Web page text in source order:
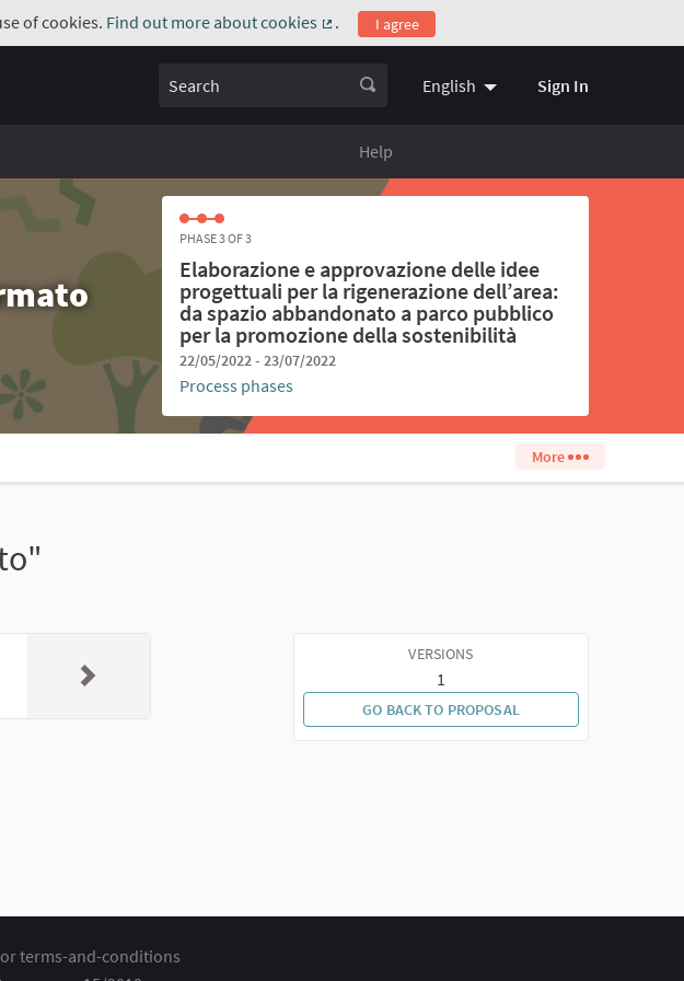
of cookies. Find out more about cookies
(External link)
. I agree
Search English Choose language
Sign In
Help
PHASE 3 OF 3
Elaborazione e approvazione delle idee
progettuali per la rigenerazione dell’area:
da spazio abbandonato a parco pubblico
per la promozione della sostenibilità
22/05/2022 - 23/07/2022
Process phases
More
VERSIONS
1
GO BACK TO PROPOSAL
terms-and-conditions